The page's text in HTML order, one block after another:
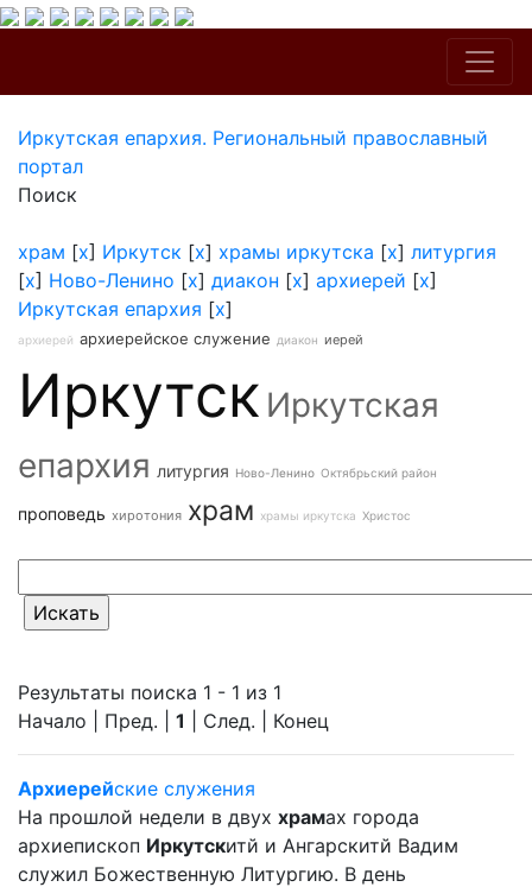
Иркутская епархия. Региональный православный
портал
Поиск
храм [x] Иркутск [x] храмы иркутска [x] литургия
[x] Ново-Ленино [x] диакон [x] архиерей [x]
Иркутская епархия [x]
архиерей архиерейское служение диакон иерей
Иркутск Иркутская
епархия литургия Ново-Ленино Октябрьский район
проповедь хиротония храм храмы иркутска Христос
Результаты поиска 1 - 1 из 1
Начало | Пред. | 1 | След. | Конец
Архиерейские служения
На прошлой недели в двух храмах города
архиепископ Иркутскитй и Ангарскитй Вадим
служил Божественную Литургию. В день